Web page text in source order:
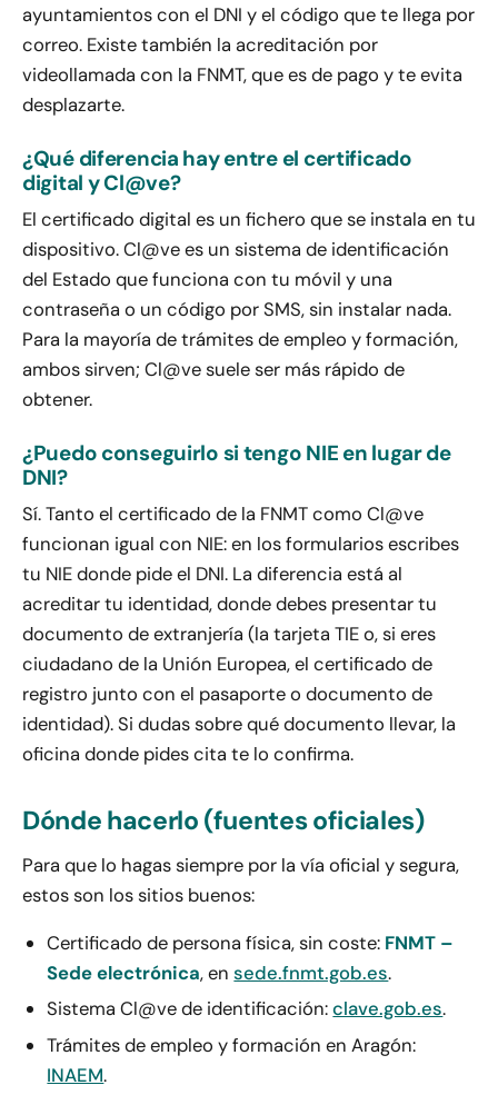
ayuntamientos con el DNI y el código que te llega por
correo. Existe también la acreditación por
videollamada con la FNMT, que es de pago y te evita
desplazarte.
¿Qué diferencia hay entre el certificado
digital y Cl@ve?
El certificado digital es un fichero que se instala en tu
dispositivo. Cl@ve es un sistema de identificación
del Estado que funciona con tu móvil y una
contraseña o un código por SMS, sin instalar nada.
Para la mayoría de trámites de empleo y formación,
ambos sirven; Cl@ve suele ser más rápido de
obtener.
¿Puedo conseguirlo si tengo NIE en lugar de
DNI?
Sí. Tanto el certificado de la FNMT como Cl@ve
funcionan igual con NIE: en los formularios escribes
tu NIE donde pide el DNI. La diferencia está al
acreditar tu identidad, donde debes presentar tu
documento de extranjería (la tarjeta TIE o, si eres
ciudadano de la Unión Europea, el certificado de
registro junto con el pasaporte o documento de
identidad). Si dudas sobre qué documento llevar, la
oficina donde pides cita te lo confirma.
Dónde hacerlo (fuentes oficiales)
Para que lo hagas siempre por la vía oficial y segura,
estos son los sitios buenos:
Certificado de persona física, sin coste: FNMT –
Sede electrónica, ensede.fnmt.gob.es.
Sistema Cl@ve de identificación:clave.gob.es.
Trámites de empleo y formación en Aragón:
INAEM.